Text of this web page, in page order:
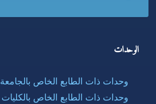
الوحدات
وحدات ذات الطابع الخاص بالجامعة
وحدات ذات الطابع الخاص بالكليات